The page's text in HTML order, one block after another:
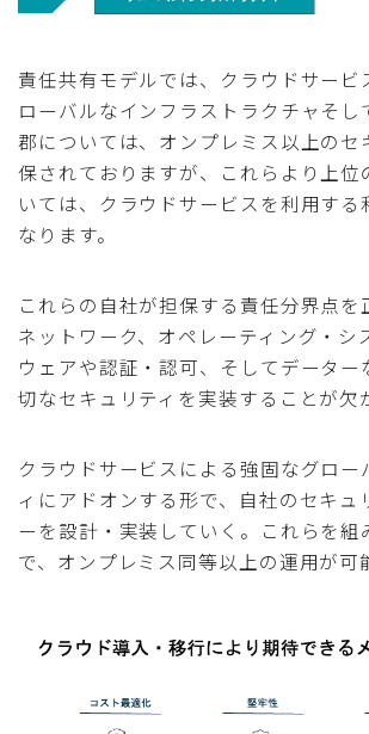
責任共有モデルでは、クラウドサービ
ローバルなインフラストラクチャそし
郡については、オンプレミス以上のセ
保されておりますが、これらより上位
いては、クラウドサービスを利用する
なります。
これらの自社が担保する責任分界点を
ネットワーク、オペレーティング・シ
ウェアや認証・認可、そしてデーター
切なセキュリティを実装することが欠
クラウドサービスによる強固なグロー
ィにアドオンする形で、自社のセキュ
ーを設計・実装していく。これらを組
で、オンプレミス同等以上の運用が可